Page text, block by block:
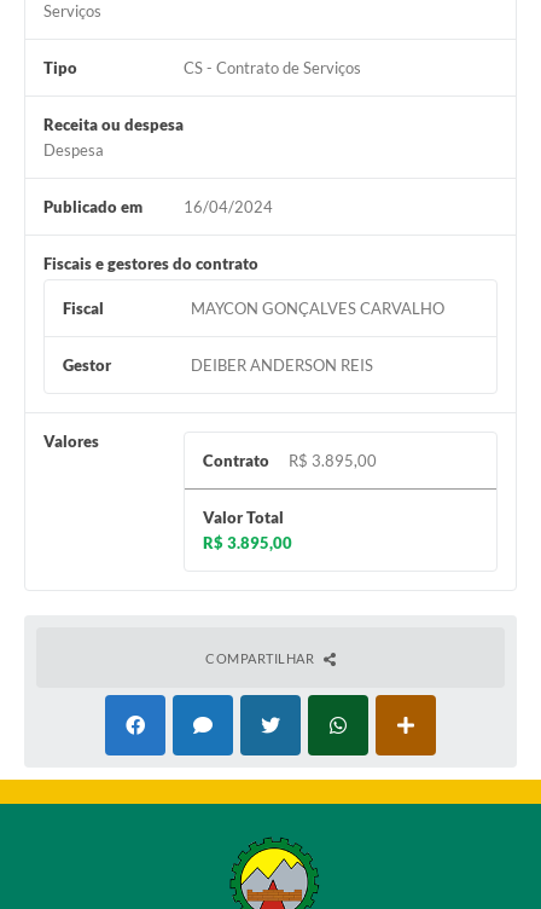
Serviços
Tipo CS - Contrato de Serviços
Receita ou despesa
Despesa
Publicado em 16/04/2024
Fiscais e gestores do contrato
Fiscal MAYCON GONÇALVES CARVALHO
Gestor DEIBER ANDERSON REIS
Valores
Contrato
R$ 3.895,00
Valor Total
R$ 3.895,00
COMPARTILHAR